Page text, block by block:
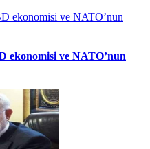
ekonomisi ve NATO’nun